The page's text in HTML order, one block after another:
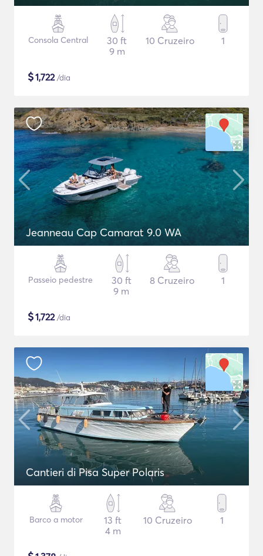
Consola Central
30 ft
9 m
10 Cruzeiro 1
$1,722/dia
Jeanneau Cap Camarat 9.0 WA
Passeio pedestre
30 ft
9 m
8 Cruzeiro 1
$1,722/dia
Cantieri di Pisa Super Polaris
Barco a motor
13 ft
4 m
10 Cruzeiro 1